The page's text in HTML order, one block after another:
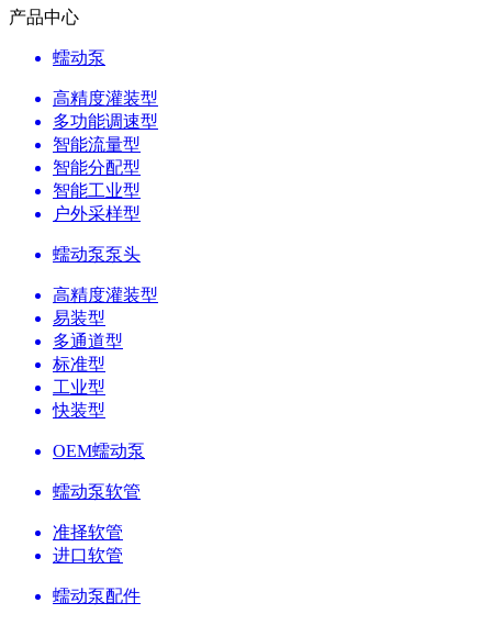
产品中心
蠕动泵
高精度灌装型
多功能调速型
智能流量型
智能分配型
智能工业型
户外采样型
蠕动泵泵头
高精度灌装型
易装型
多通道型
标准型
工业型
快装型
OEM蠕动泵
蠕动泵软管
准择软管
进口软管
蠕动泵配件